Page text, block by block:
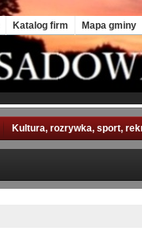
Katalog firm Mapa gminy
Kultura, rozrywka, sport,